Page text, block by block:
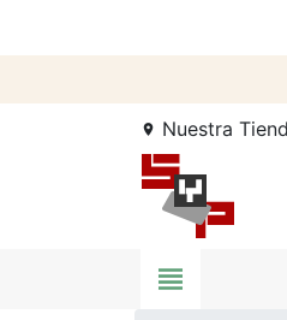
location_on Nuestra
view_headline